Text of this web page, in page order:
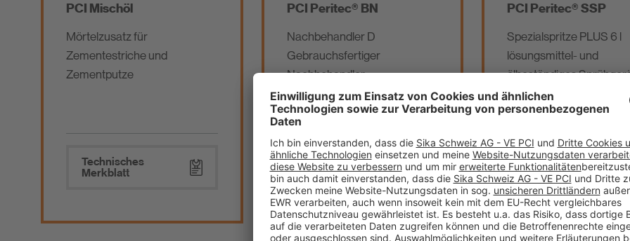
PCI Mischöl
Mörtelzusatz für
Zementestriche und
Zementputze
Technisches
Merkblatt
PCI Peritec® BN
Nachbehandler D
Gebrauchsfertiger
Nachbehandler
Technisches
Merkblatt
PCI Peritec® SSP
Spezialspritze PLUS 6 l
lösungsmittel- und
ölbeständiges
zum Aufbringen
bauchemischer
Technisches
Merkblatt